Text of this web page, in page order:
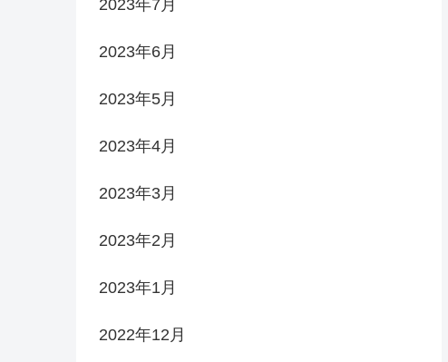
2023年7月
2023年6月
2023年5月
2023年4月
2023年3月
2023年2月
2023年1月
2022年12月